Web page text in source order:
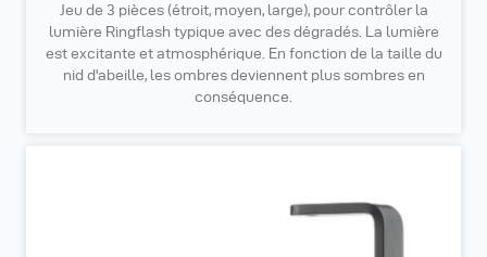
Jeu de 3 pièces (étroit, moyen, large), pour contrôler la
lumière Ringflash typique avec des dégradés. La lumière
est excitante et atmosphérique. En fonction de la taille du
nid d'abeille, les ombres deviennent plus sombres en
conséquence.